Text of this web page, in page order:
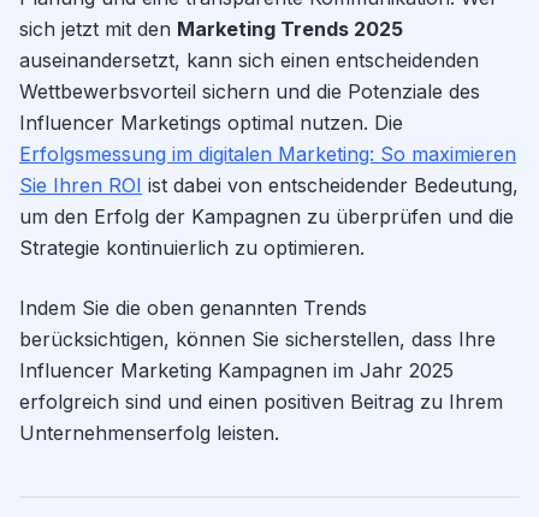
sich jetzt mit den Marketing Trends 2025
auseinandersetzt, kann sich einen entscheidenden
Wettbewerbsvorteil sichern und die Potenziale des
Influencer Marketings optimal nutzen. Die
Erfolgsmessung im digitalen Marketing: So maximieren
Sie Ihren ROI ist dabei von entscheidender Bedeutung,
um den Erfolg der Kampagnen zu überprüfen und die
Strategie kontinuierlich zu optimieren.
Indem Sie die oben genannten Trends
berücksichtigen, können Sie sicherstellen, dass Ihre
Influencer Marketing Kampagnen im Jahr 2025
erfolgreich sind und einen positiven Beitrag zu Ihrem
Unternehmenserfolg leisten.